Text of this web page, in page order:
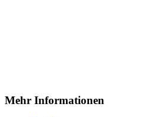
Mehr Informationen